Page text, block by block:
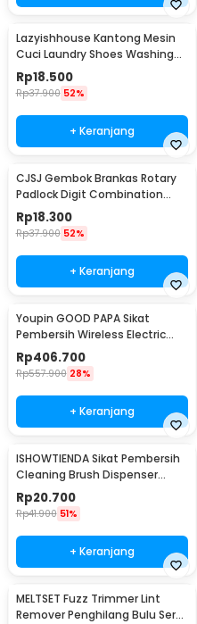
Lazyishhouse Kantong Mesin
Cuci Laundry Shoes Washing
Mesh Bag - 62319
Rp18.500
Rp37.900 52%
+ Keranjang
CJSJ Gembok Brankas Rotary
Padlock Digit Combination
Padlock - CH-209
Rp18.300
Rp37.900 52%
+ Keranjang
Youpin GOOD PAPA Sikat
Pembersih Wireless Electric
Cleaning - CL99
Rp406.700
Rp557.900 28%
+ Keranjang
ISHOWTIENDA Sikat Pembersih
Cleaning Brush Dispenser
Sabun Air - S0026
Rp20.700
Rp41.900 51%
+ Keranjang
MELTSET Fuzz Trimmer Lint
Remover Penghilang Bulu Serat